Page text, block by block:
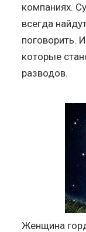
компаниях.
всегда
поговорить.
которые
разводов.
Женщина